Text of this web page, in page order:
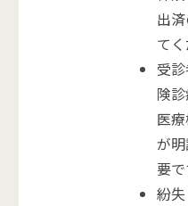
出
てく
受
険
医
が
要で
紛